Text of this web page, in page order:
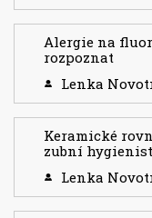
Alergie na
rozpoznat
Lenka
Keramické
zubní
Lenka